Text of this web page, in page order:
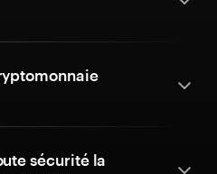
sécurité la